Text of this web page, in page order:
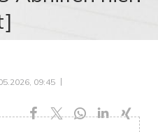
09:45
   
